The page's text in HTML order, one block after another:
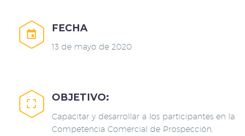


FECHA
13 de mayo de 2020


OBJETIVO:
Capacitar y desarrollar a los participantes en la
Competencia Comercial de Prospección,